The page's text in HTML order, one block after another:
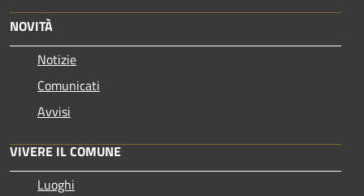
NOVITÀ
Notizie
Comunicati
Avvisi
VIVERE IL COMUNE
Luoghi